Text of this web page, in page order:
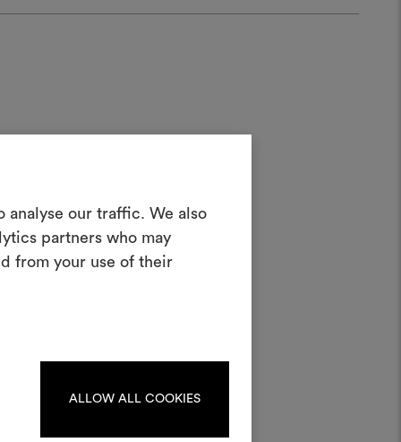
analyse our traffic. We also
partners who may
from your use of their
ALLOW ALL COOKIES
per dare vita e condividere